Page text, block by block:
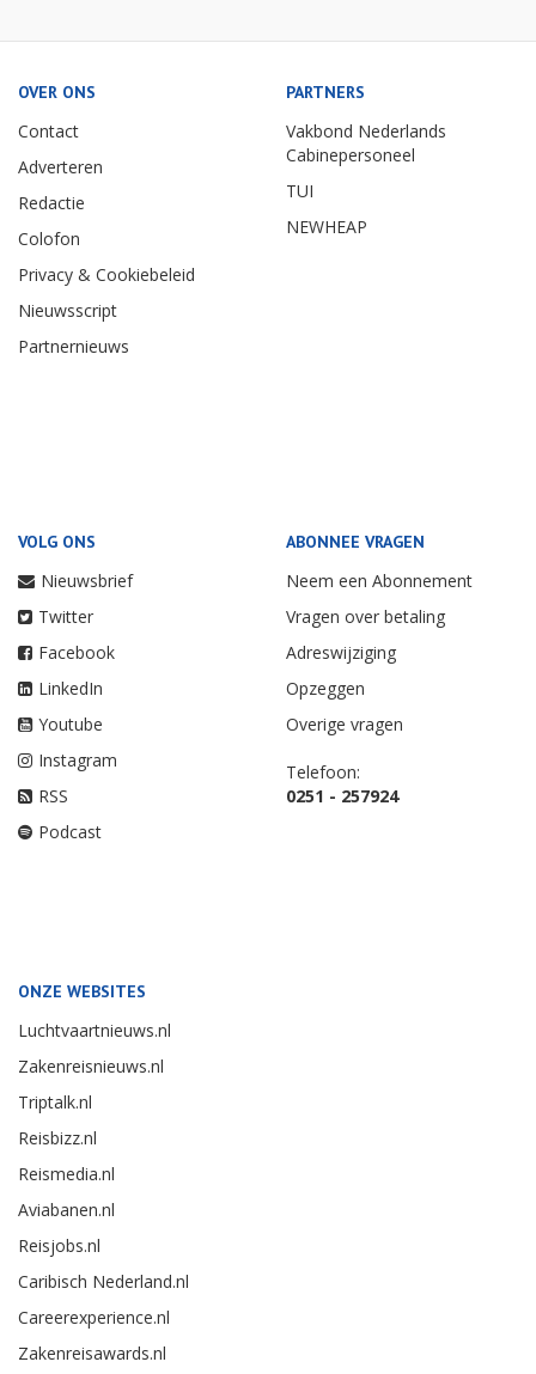
OVER ONS
Contact
Adverteren
Redactie
Colofon
Privacy & Cookiebeleid
Nieuwsscript
Partnernieuws
PARTNERS
Vakbond Nederlands
Cabinepersoneel
TUI
NEWHEAP
VOLG ONS
Nieuwsbrief
Twitter
Facebook
LinkedIn
Youtube
Instagram
RSS
Podcast
ABONNEE VRAGEN
Neem een Abonnement
Vragen over betaling
Adreswijziging
Opzeggen
Overige vragen
Telefoon:
0251 - 257924
ONZE WEBSITES
Luchtvaartnieuws.nl
Zakenreisnieuws.nl
Triptalk.nl
Reisbizz.nl
Reismedia.nl
Aviabanen.nl
Reisjobs.nl
Caribisch Nederland.nl
Careerexperience.nl
Zakenreisawards.nl